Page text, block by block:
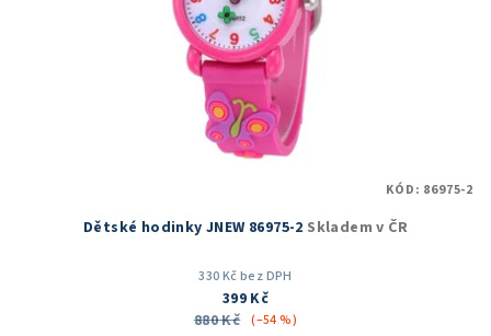
Dětské hodinky JNEW 86975-2 Skladem v ČR
330 Kč bez DPH
399 Kč
880 Kč (–54 %)
KÓD: 86975-2